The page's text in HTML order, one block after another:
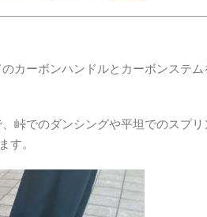
カーボンハンドルとカーボンステ
峠でのダンシングや平坦でのスプ
す。